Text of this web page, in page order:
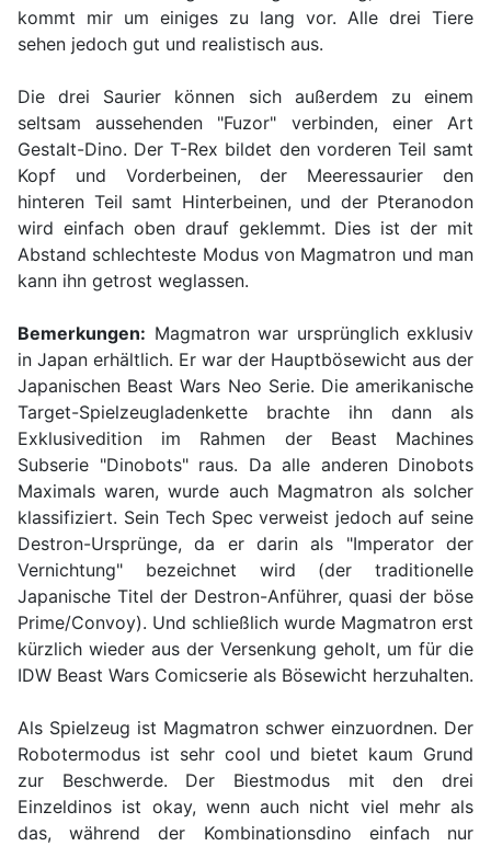
kommt mir um einiges zu lang vor. Alle drei Tiere
sehen jedoch gut und realistisch aus.
Die drei Saurier können sich außerdem zu einem
seltsam aussehenden "Fuzor" verbinden, einer Art
Gestalt-Dino. Der T-Rex bildet den vorderen Teil samt
Kopf und Vorderbeinen, der Meeressaurier den
hinteren Teil samt Hinterbeinen, und der Pteranodon
wird einfach oben drauf geklemmt. Dies ist der mit
Abstand schlechteste Modus von Magmatron und man
kann ihn getrost weglassen.
Bemerkungen: Magmatron war ursprünglich exklusiv
in Japan erhältlich. Er war der Hauptbösewicht aus der
Japanischen Beast Wars Neo Serie. Die amerikanische
Target-Spielzeugladenkette brachte ihn dann als
Exklusivedition im Rahmen der Beast Machines
Subserie "Dinobots" raus. Da alle anderen Dinobots
Maximals waren, wurde auch Magmatron als solcher
klassifiziert. Sein Tech Spec verweist jedoch auf seine
Destron-Ursprünge, da er darin als "Imperator der
Vernichtung" bezeichnet wird (der traditionelle
Japanische Titel der Destron-Anführer, quasi der böse
Prime/Convoy). Und schließlich wurde Magmatron erst
kürzlich wieder aus der Versenkung geholt, um für die
IDW Beast Wars Comicserie als Bösewicht herzuhalten.
Als Spielzeug ist Magmatron schwer einzuordnen. Der
Robotermodus ist sehr cool und bietet kaum Grund
zur Beschwerde. Der Biestmodus mit den drei
Einzeldinos ist okay, wenn auch nicht viel mehr als
das, während der Kombinationsdino einfach nur